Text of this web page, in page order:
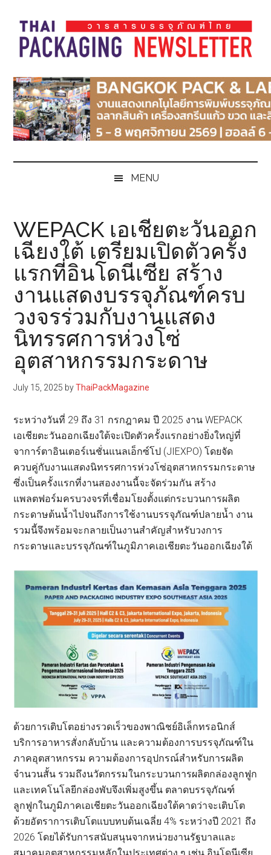
main
content
secondary
menu
primary
sidebar
footer
Thai
Pack
Magazine
Pack
Magazine
MENU
WEPACK เอเชียตะวันออก
เฉียงใต้ เตรียมเปิดตัวครั้ง
แรกที่อินโดนีเซีย สร้าง
งานแสดงบรรจุภัณฑ์ครบ
วงจรร่วมกับงานแสดง
นิทรรศการห่วงโซ่
อุตสาหกรรมกระดาษ
July 15, 2025 byThaiPackMagazine
ระหว่างวันที่ 29 ถึง 31 กรกฎาคม ปี 2025 งาน WEPACK
เอเชียตะวันออกเฉียงใต้จะเปิดตัวครั้งแรกอย่างยิ่งใหญ่ที่
จาการ์ตาอินเตอร์เนชั่นแนลเอ็กซ์โป (JIEXPO) โดยจัด
ควบคู่กับงานแสดงนิทรรศการห่วงโซ่อุตสาหกรรมกระดาษ
ซึ่งเป็นครั้งแรกที่งานสองงานนี้จะจัดร่วมกัน สร้าง
แพลตฟอร์มครบวงจรที่เชื่อมโยงตั้งแต่กระบวนการผลิต
กระดาษต้นน้ำไปจนถึงการใช้งานบรรจุภัณฑ์ปลายน้ำ งาน
รวมนี้จึงพร้อมจะกลายเป็นงานสำคัญสำหรับวงการ
กระดาษและบรรจุภัณฑ์ในภูมิภาคเอเชียตะวันออกเฉียงใต้
ด้วยการเติบโตอย่างรวดเร็วของพาณิชย์อิเล็กทรอนิกส์
บริการอาหารสั่งกลับบ้าน และความต้องการบรรจุภัณฑ์ใน
ภาคอุตสาหกรรม ความต้องการอุปกรณ์สำหรับการผลิต
จำนวนสั้น รวมถึงนวัตกรรมในกระบวนการผลิตกล่องลูกฟูก
และเทคโนโลยีกล่องพับจึงเพิ่มสูงขึ้น ตลาดบรรจุภัณฑ์
ลูกฟูกในภูมิภาคเอเชียตะวันออกเฉียงใต้คาดว่าจะเติบโต
ด้วยอัตราการเติบโตแบบทบต้นเฉลี่ย 4% ระหว่างปี 2021 ถึง
2026 โดยได้รับการสนับสนุนจากหน่วยงานรัฐบาลและ